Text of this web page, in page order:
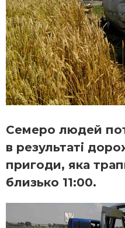
Семеро людей
в результаті
пригоди, яка
близько 11:00.